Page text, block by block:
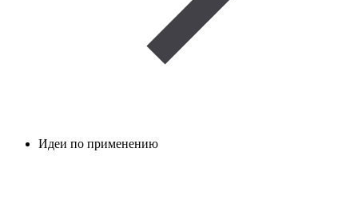
Идеи по применению